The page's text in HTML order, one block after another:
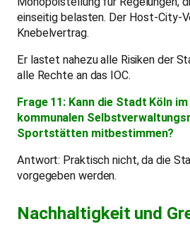
einseitig belasten. Der Host-City-
Knebelvertrag.
Er lastet nahezu alle Risiken der
alle Rechte an das IOC.
Frage 11: Kann die Stadt Köln
kommunalen
Sportstätten mitbestimmen?
Antwort: Praktisch nicht, da die
vorgegeben werden.
Nachhaltigkeit und